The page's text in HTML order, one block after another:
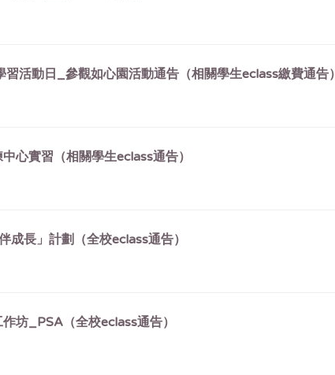
活動日_參觀如心園活動通告（相關學生eclass繳費通告）
心實習（相關學生eclass通告）
長」計劃（全校eclass通告）
坊_PSA（全校eclass通告）